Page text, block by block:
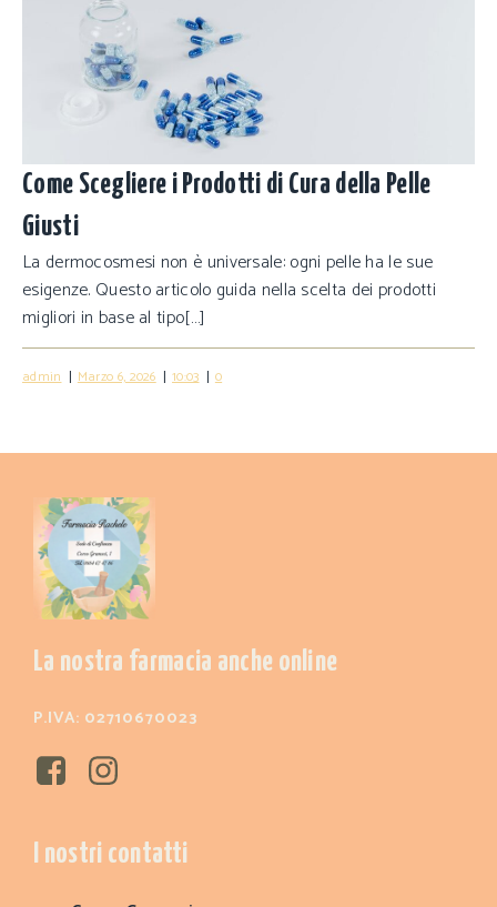
Come Scegliere i Prodotti di Cura della Pelle
Giusti
La dermocosmesi non è universale: ogni pelle ha le sue
esigenze. Questo articolo guida nella scelta dei prodotti
migliori in base al tipo[…]
admin | Marzo 6, 2026 | 10:03 | 0
La nostra farmacia anche online
P.IVA: 02710670023
I nostri contatti